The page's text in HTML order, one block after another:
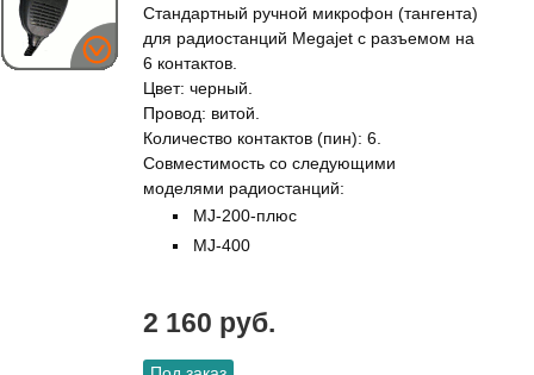
Стандартный ручной микрофон (тангента)
для радиостанций Megajet с разъемом на
6 контактов.
Цвет: черный.
Провод: витой.
Количество контактов (пин): 6.
Совместимость со следующими
моделями радиостанций:
MJ-200-плюс
MJ-400
2 160 руб.